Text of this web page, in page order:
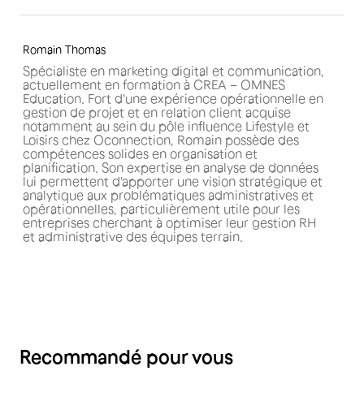
Romain Thomas
Spécialiste en marketing digital et communication,
actuellement en formation à CREA – OMNES
Education. Fort d'une expérience opérationnelle en
gestion de projet et en relation client acquise
notamment au sein du pôle influence Lifestyle et
Loisirs chez Oconnection, Romain possède des
compétences solides en organisation et
planification. Son expertise en analyse de données
lui permettent d'apporter une vision stratégique et
analytique aux problématiques administratives et
opérationnelles, particulièrement utile pour les
entreprises cherchant à optimiser leur gestion RH
et administrative des équipes terrain.
Recommandé pour vous